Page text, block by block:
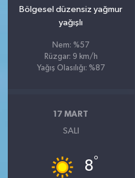
Bölgesel düzensiz yağmur
yağışlı
Nem: %57
Rüzgar: 9 km/h
Yağış Olasılığı: %87
17 MART
SALI
8°